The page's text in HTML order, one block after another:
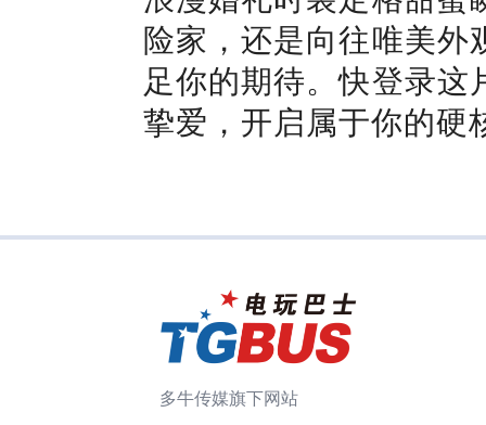
险家，还是向往唯美
足你的期待。快登录
挚爱，开启属于你的硬
多牛传媒旗下网站